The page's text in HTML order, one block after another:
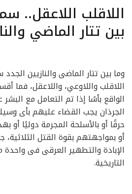
اللاقلب اللاعقل..
بين تتار الماضي
وما بين تتار الماضى والنازيين
اللاقلب واللاوعي، واللاعقل، فما
الواقع بأسًا إذا تم التعامل مع
الجرذان يجب القضاء عليهم بأى
حرقًا أو بالأسلحة المجرمة دوليًا أو
أو بمواجهتهم بقوة القتل الثلاثية،
الإبادة والتطهير العرقى فى واحدة
التاريخية.